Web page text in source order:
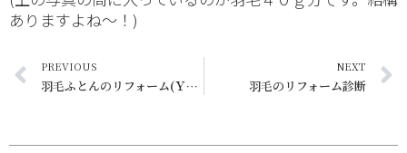
ありますよね～！)
PREVIOUS
羽毛ふとんのリフォーム(Ｙ様分)出来上がり
NEXT
羽毛のリフォーム診断